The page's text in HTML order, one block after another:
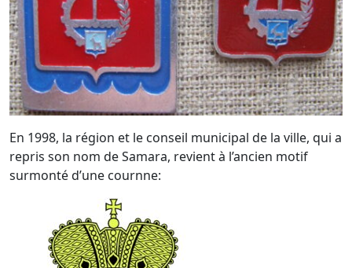
En 1998, la région et le conseil municipal de la ville, qui a
repris son nom de Samara, revient à l’ancien motif
surmonté d’une cournne: